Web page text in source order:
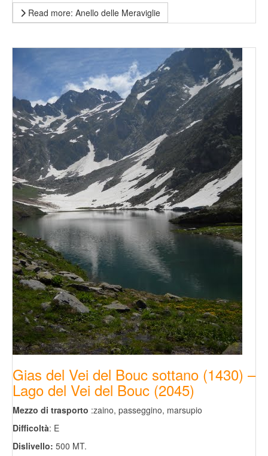
Read more: Anello delle Meraviglie
Gias del Vei del Bouc sottano (1430) –
Lago del Vei del Bouc (2045)
Mezzo di trasporto :zaino, passeggino, marsupio
Difficoltà: E
Dislivello: 500 MT.